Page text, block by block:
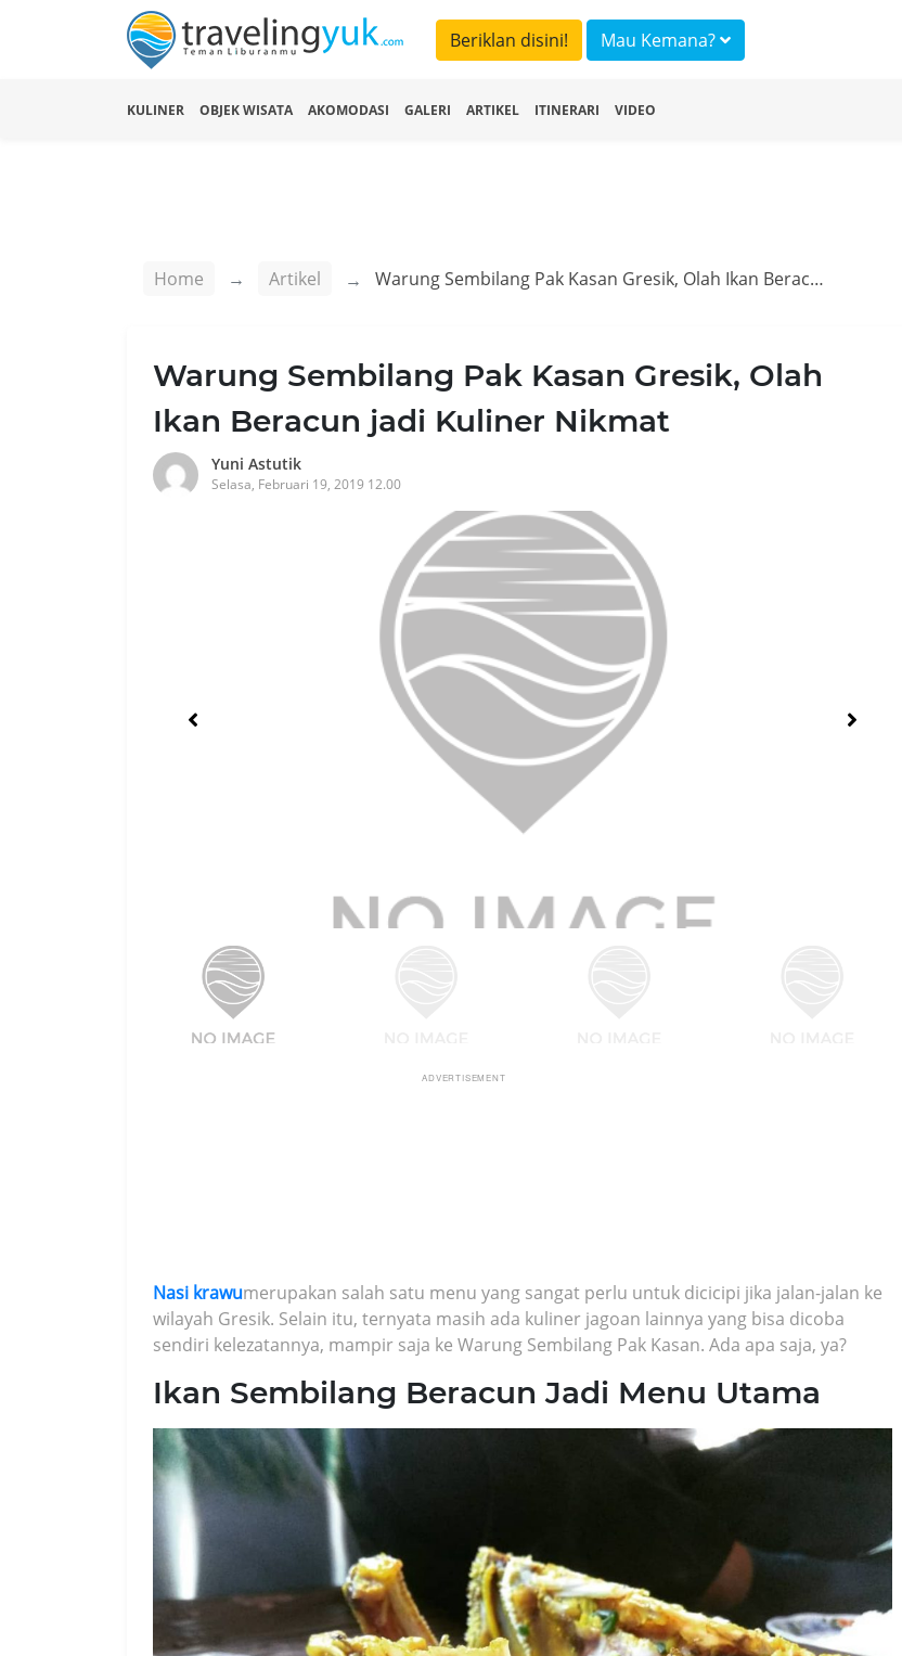
Beriklan disini! Mau Kemana?
KULINER OBJEK WISATA AKOMODASI GALERI ARTIKEL ITINERARI VIDEO
Home Artikel Warung Sembilang Pak Kasan Gresik, Olah Ikan Beracun jadi Kuliner Nikmat
Warung Sembilang Pak Kasan Gresik, Olah
Ikan Beracun jadi Kuliner Nikmat
Yuni Astutik
Selasa, Februari 19, 2019 12.00
ADVERTISEMENT
Nasi krawumerupakan salah satu menu yang sangat perlu untuk dicicipi jika jalan-jalan ke
wilayah Gresik. Selain itu, ternyata masih ada kuliner jagoan lainnya yang bisa dicoba
sendiri kelezatannya, mampir saja ke Warung Sembilang Pak Kasan. Ada apa saja, ya?
Ikan Sembilang Beracun Jadi Menu Utama